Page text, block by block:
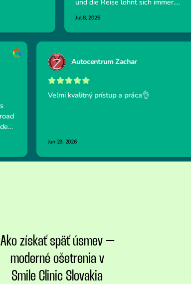
Ako získať späť úsmev –
moderné ošetrenia v
Smile Clinic Slovakia